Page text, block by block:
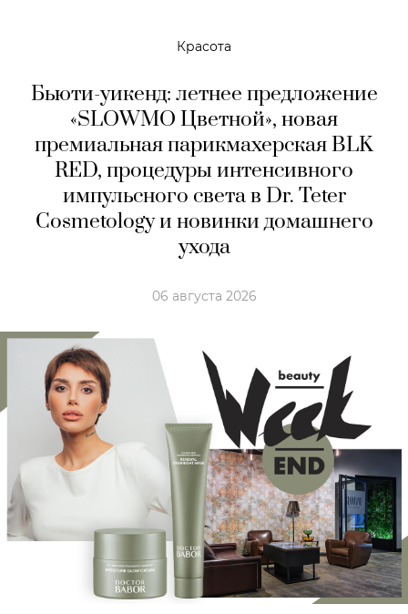
Красота
Бьюти-уикенд: летнее предложение
«SLOWMO Цветной», новая
премиальная парикмахерская BLK
RED, процедуры интенсивного
импульсного света в Dr. Teter
Cosmetology и новинки домашнего
ухода
06 августа 2026